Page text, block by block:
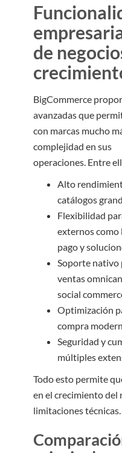
de
BigCommerce
avanzadas que
con marcas mucho
complejidad en sus
operaciones. Entre
Alto
catálogos
Flexibilidad
externos como
pago y
Soporte nativo
ventas
social
Optimización
compra
Seguridad y
múltiples
Todo esto permite
en el crecimiento del
limitaciones técnicas.